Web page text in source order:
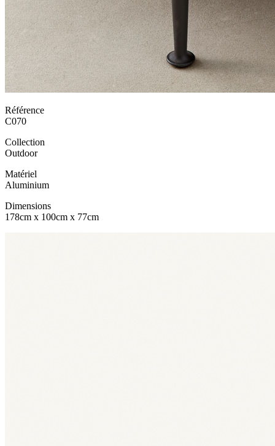
Référence
C070
Collection
Outdoor
Matériel
Aluminium
Dimensions
178cm x 100cm x 77cm